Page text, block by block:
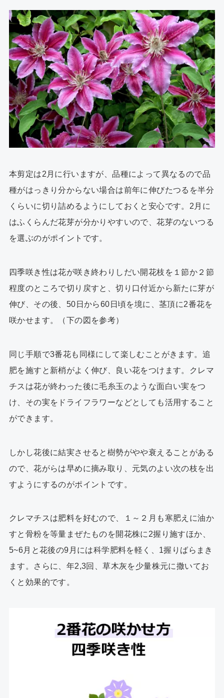
本剪定は2月に行いますが、品種によって異なるので品
種がはっきり分からない場合は前年に伸びたつるを半分
くらいに切り詰めるようにしておくと安心です。2月に
はふくらんだ花芽が分かりやすいので、花芽のないつる
を選ぶのがポイントです。
四季咲き性は花が咲き終わりしだい開花枝を１節か２節
程度のところで切り戻すと、切り口付近から新たに芽が
伸び、その後、50日から60日頃を境に、茎頂に2番花を
咲かせます。（下の図を参考）
同じ手順で3番花も同様にして楽しむことがきます。追
肥を施すと新梢がよく伸び、良い花をつけます。クレマ
チスは花が終わった後に毛糸玉のような面白い実をつ
け、その実をドライフラワーなどとしても活用すること
ができます。
しかし花後に結実させると樹勢がやや衰えることがある
ので、花がらは早めに摘み取り、元気のよい次の枝を出
すようにするのがポイントです。
クレマチスは肥料を好むので、１～２月も寒肥えに油か
すと骨粉を等量まぜたものを開花株に2握り施すほか、
5~6月と花後の9月には科学肥料を軽く、1握りばらまき
ます。さらに、年2,3回、草木灰を少量株元に撒いてお
くと効果的です。